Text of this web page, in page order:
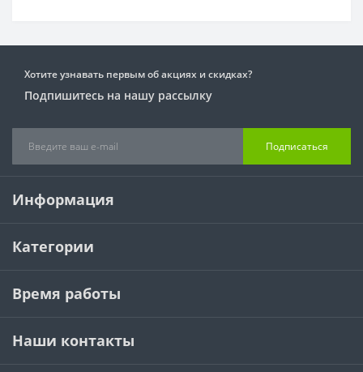
Хотите узнавать первым об акциях и скидках?
Подпишитесь на нашу рассылку
Подписаться
Информация
Категории
Время работы
Наши контакты